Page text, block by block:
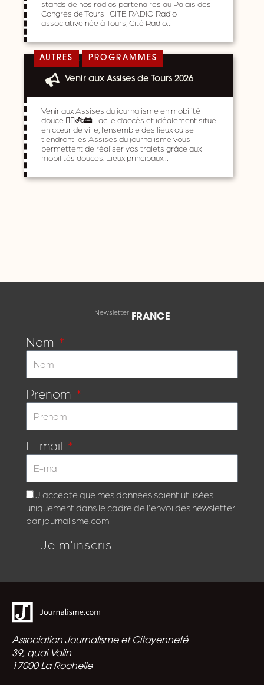
stands de nos radios partenaires au Palais des
Congrès de Tours ! CITE RADIO Radio
associative née à Tours, Cité Radio…
AUTRES , PROGRAMMES
Venir aux Assises de Tours 2026
Venir aux Assises du journalisme en mobilité
douce 🚶‍♀️🚲🚋 Facile d’accès et idéalement situé
en cœur de ville, l’ensemble des lieux où se
tiendront les Assises du journalisme vous
permettent de réaliser vos trajets grâce aux
mobilités douces. Lieux principaux…
Newsletter
FRANCE
Nom
Prenom
E-mail
J'accepte que mes données soient utilisées
uniquement dans le cadre de l'envoi des newsletter
par journalisme.com
Je m'inscris
Association Journalisme et Citoyenneté
39, quai Valin
17000 La Rochelle